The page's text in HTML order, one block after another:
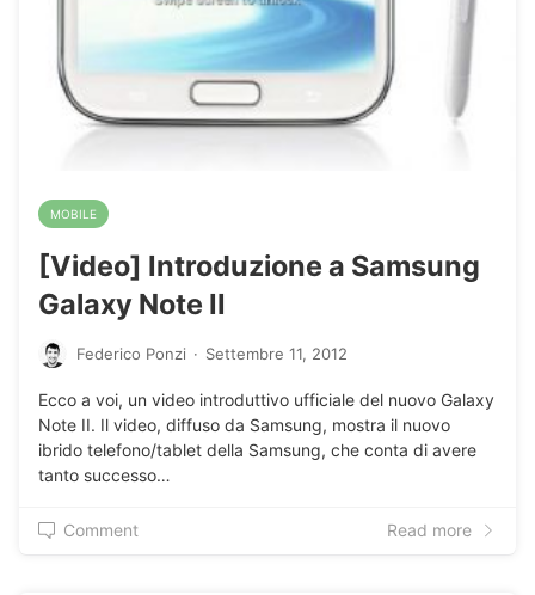
MOBILE
[Video] Introduzione a Samsung
Galaxy Note II
Federico Ponzi · Settembre 11, 2012
Ecco a voi, un video introduttivo ufficiale del nuovo Galaxy
Note II. Il video, diffuso da Samsung, mostra il nuovo
ibrido telefono/tablet della Samsung, che conta di avere
tanto successo…
Comment Read more